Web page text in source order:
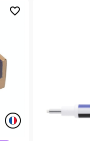
favorite_border